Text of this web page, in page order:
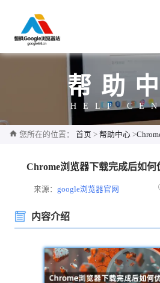
帮助
HELP
您所在的位置： 首页 > 帮助中心 >Chrome
Chrome浏览器下载完成后如
来源：google浏览器官网
内容介绍